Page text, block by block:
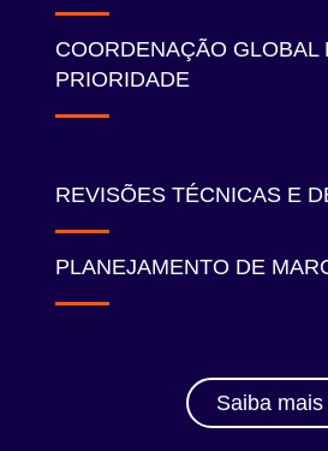
COORDENAÇÃO GLOBAL
PRIORIDADE
REVISÕES TÉCNICAS E
PLANEJAMENTO DE
Saiba mais